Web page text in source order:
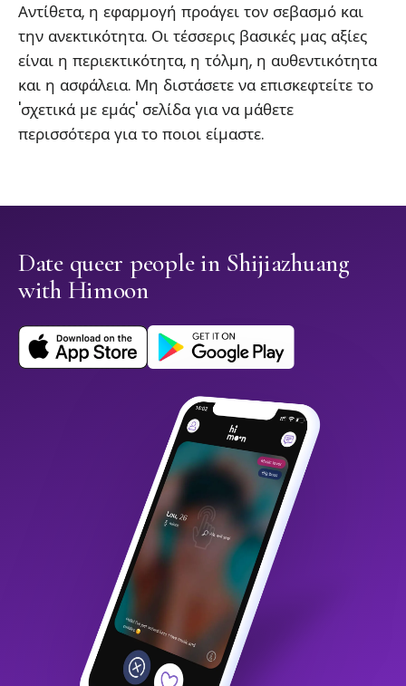
Αντίθετα, η εφαρμογή προάγει τον σεβασμό και
την ανεκτικότητα. Οι τέσσερις βασικές μας αξίες
είναι η περιεκτικότητα, η τόλμη, η αυθεντικότητα
και η ασφάλεια. Μη διστάσετε να επισκεφτείτε το
'σχετικά με εμάς' σελίδα για να μάθετε
περισσότερα για το ποιοι είμαστε.
Date queer people in Shijiazhuang
with Himoon